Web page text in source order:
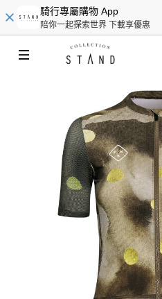
騎行專屬購物 App
陪你一起探索世界 下載享優惠